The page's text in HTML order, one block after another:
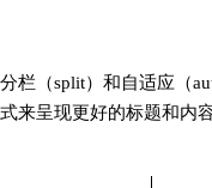
栏（split）和自适应（
来呈现更好的标题和内